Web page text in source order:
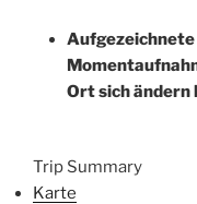
Aufgezeichnete
Ort sich ändern
Trip Summary
Karte